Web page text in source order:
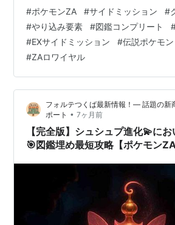
ださい💪 ポケモンZAは、サイドミッ
アしてからが本当のスタートなんです
調査したんですが、クリア後のやり込
ちゃ充実してるんですよ😊 伝説ポケモ
イルドゾーン20の解放、ZAロワイヤ
ケモンまで…！ この…
#ポケモンZA #サイドミッション #
#やり込み要素 #図鑑コンプリート
#EXサイドミッション #伝説ポケモン
#ZAロワイヤル
フォルテつくば最新情報！— 話題の新
ポート • 7ヶ月前
【完全版】シュシュプ進化💫に
🎯図鑑埋め最短攻略【ポケモンZA